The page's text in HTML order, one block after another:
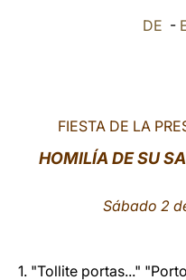
DE -
FIESTA DE LA
HOMILÍA DE SU
Sábado 2
1. "Tollite portas..."